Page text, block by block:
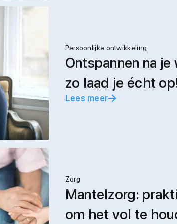
Persoonlijke ontwikkeling
Ontspannen na
zo laad je écht
Lees meer
Zorg
Mantelzorg:
om het vol te